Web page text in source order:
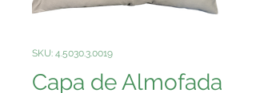
SKU: 4.5030.3.0019
Capa de Almofada